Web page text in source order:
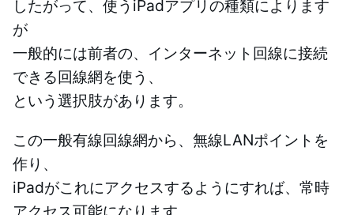
したがって、使うiPadアプリの種類によります
が
一般的には前者の、インターネット回線に接続
できる回線網を使う、
という選択肢があります。
この一般有線回線網から、無線LANポイントを
作り、
iPadがこれにアクセスするようにすれば、常時
アクセス可能になります。